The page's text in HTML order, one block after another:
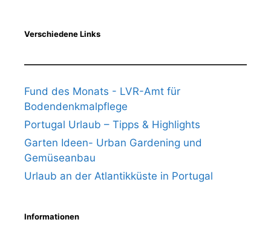
Verschiedene Links
Fund des Monats - LVR-Amt für
Bodendenkmalpflege
Portugal Urlaub – Tipps & Highlights
Garten Ideen- Urban Gardening und
Gemüseanbau
Urlaub an der Atlantikküste in Portugal
Informationen